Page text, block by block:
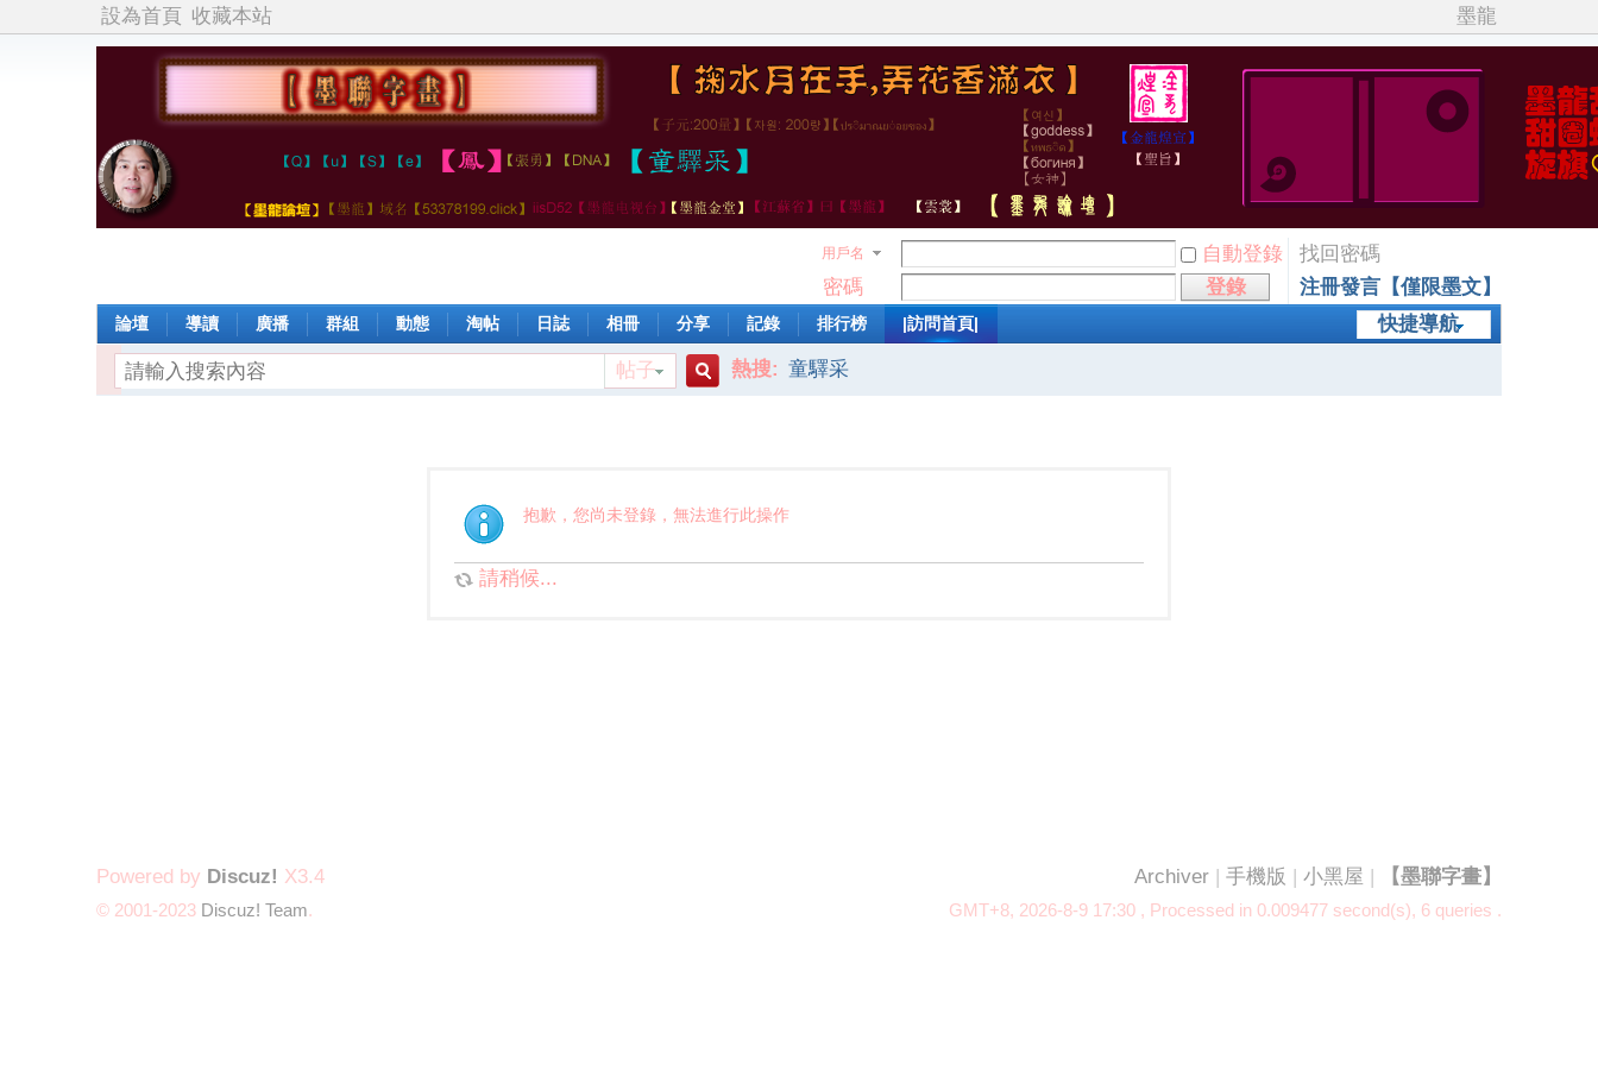
設為首頁 收藏本站 墨龍
用戶名 自動登錄
找回密碼
密碼
登錄
注冊發言【僅限墨文】
快捷導航
論壇 導讀 廣播 群組 動態 淘帖 日誌 相冊 分享 記錄 排行榜 |訪問首頁|
帖子
索
熱搜: 童驛采
抱歉，您尚未登錄，無法進行此操作
請稍候...
Archiver | 手機版 | 小黑屋 | 【墨聯字畫】
GMT+8, 2026-8-9 17:30 , Processed in 0.009477 second(s), 6 queries .
Powered by Discuz! X3.4
© 2001-2023 Discuz! Team.